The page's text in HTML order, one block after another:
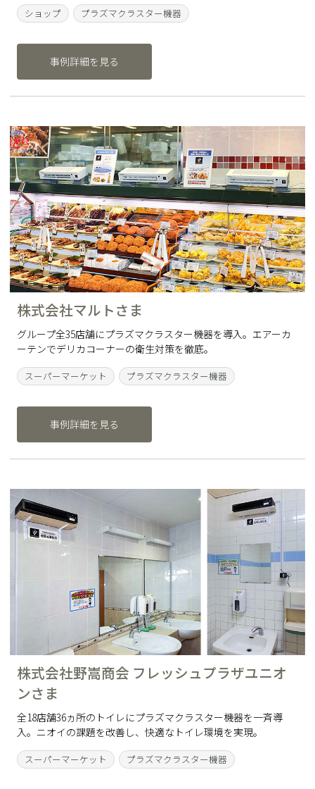
ショップ プラズマクラスター機器
事例詳細を見る
株式会社マルトさま
グループ全35店舗にプラズマクラスター機器を導入。エアーカ
ーテンでデリカコーナーの衛生対策を徹底。
スーパーマーケット プラズマクラスター機器
事例詳細を見る
株式会社野嵩商会 フレッシュプラザユニオ
ンさま
全18店舗36ヵ所のトイレにプラズマクラスター機器を一斉導
入。ニオイの課題を改善し、快適なトイレ環境を実現。
スーパーマーケット プラズマクラスター機器